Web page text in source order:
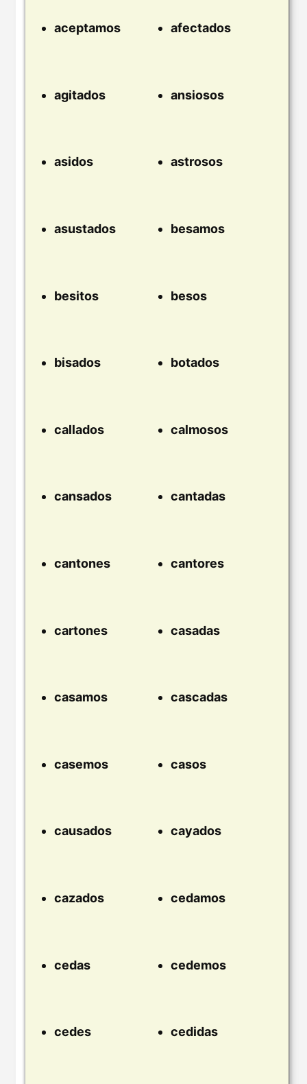
aceptamos afectados
agitados ansiosos
asidos astrosos
asustados besamos
besitos besos
bisados botados
callados calmosos
cansados cantadas
cantones cantores
cartones casadas
casamos cascadas
casemos casos
causados cayados
cazados cedamos
cedas cedemos
cedes cedidas